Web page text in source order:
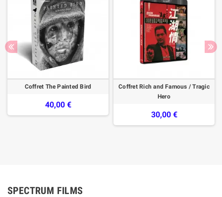
Coffret The Painted Bird
40,00 €
Coffret Rich and Famous / Tragic
Hero
30,00 €
SPECTRUM FILMS